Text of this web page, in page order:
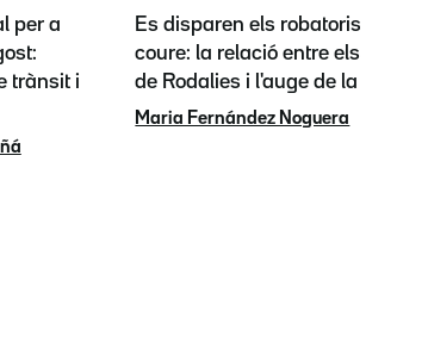
per a
trànsit i
Es disparen els robatoris de
coure: la relació entre els talls
de Rodalies i l'auge de la IA
Maria Fernández Noguera